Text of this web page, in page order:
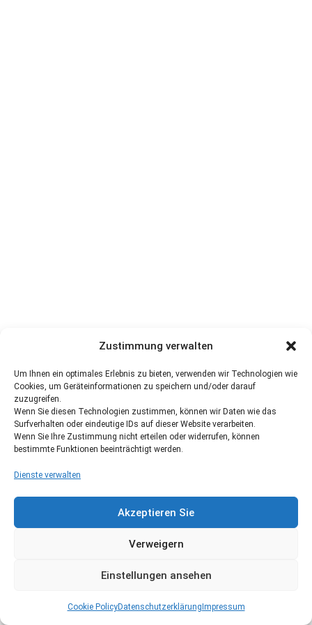
Zustimmung verwalten
Um Ihnen ein optimales Erlebnis zu bieten, verwenden wir Technologien wie
Cookies, um Geräteinformationen zu speichern und/oder darauf
zuzugreifen.
Wenn Sie diesen Technologien zustimmen, können wir Daten wie das
Surfverhalten oder eindeutige IDs auf dieser Website verarbeiten.
Wenn Sie Ihre Zustimmung nicht erteilen oder widerrufen, können
bestimmte Funktionen beeinträchtigt werden.
Dienste verwalten
Akzeptieren Sie
Verweigern
Einstellungen ansehen
Cookie PolicyDatenschutzerklärung Impressum